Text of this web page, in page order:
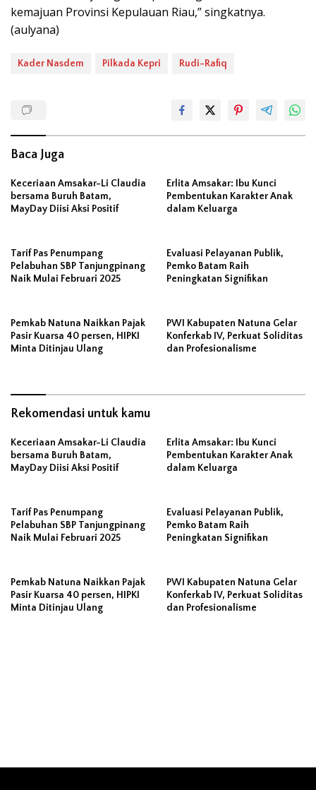
kemajuan Provinsi Kepulauan Riau,” singkatnya.
(aulyana)
Kader Nasdem Pilkada Kepri Rudi-Rafiq
Baca Juga
Keceriaan Amsakar-Li Claudia
bersama Buruh Batam,
MayDay Diisi Aksi Positif
Erlita Amsakar: Ibu Kunci
Pembentukan Karakter Anak
dalam Keluarga
Tarif Pas Penumpang
Pelabuhan SBP Tanjungpinang
Naik Mulai Februari 2025
Evaluasi Pelayanan Publik,
Pemko Batam Raih
Peningkatan Signifikan
Pemkab Natuna Naikkan Pajak
Pasir Kuarsa 40 persen, HIPKI
Minta Ditinjau Ulang
PWI Kabupaten Natuna Gelar
Konferkab IV, Perkuat Soliditas
dan Profesionalisme
Rekomendasi untuk kamu
Keceriaan Amsakar-Li Claudia
bersama Buruh Batam,
MayDay Diisi Aksi Positif
Erlita Amsakar: Ibu Kunci
Pembentukan Karakter Anak
dalam Keluarga
Tarif Pas Penumpang
Pelabuhan SBP Tanjungpinang
Naik Mulai Februari 2025
Evaluasi Pelayanan Publik,
Pemko Batam Raih
Peningkatan Signifikan
Pemkab Natuna Naikkan Pajak
Pasir Kuarsa 40 persen, HIPKI
Minta Ditinjau Ulang
PWI Kabupaten Natuna Gelar
Konferkab IV, Perkuat Soliditas
dan Profesionalisme